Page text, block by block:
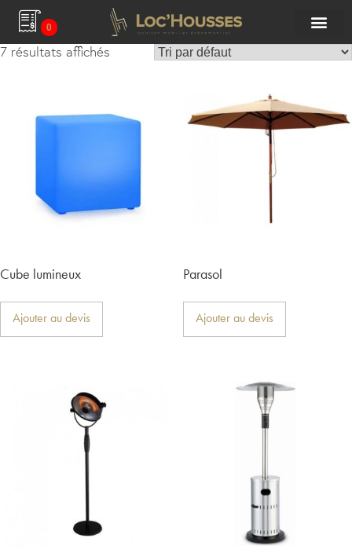
0
7 résultats affichés
Cube lumineux
Ajouter au devis
Parasol
Ajouter au devis